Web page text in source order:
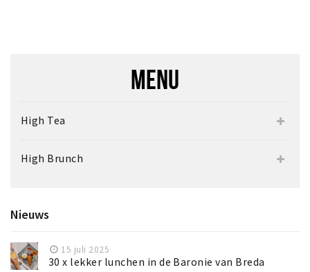
MENU
High Tea
High Brunch
Nieuws
15 juli 2025
30 x lekker lunchen in de Baronie van Breda